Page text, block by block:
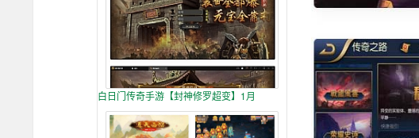
白日门传奇手游【封神修罗超变】1月